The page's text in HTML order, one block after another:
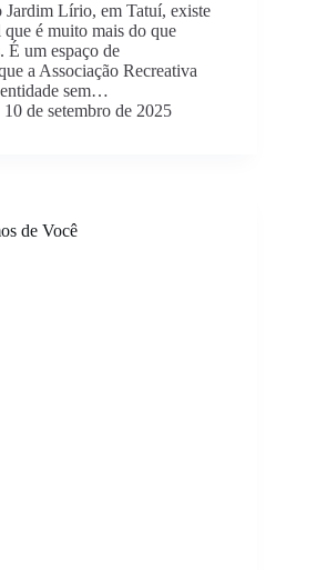
Jardim Lírio, em Tatuí, existe
é muito mais do que
É um espaço de
a Associação Recreativa
sem…
10 de setembro de 2025
de Você